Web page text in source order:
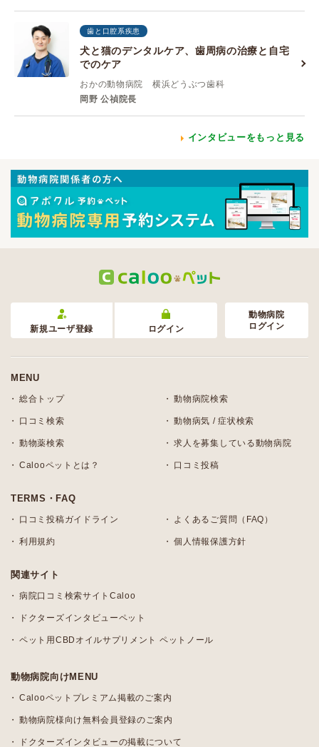
歯と口腔系疾患
犬と猫のデンタルケア、歯周病の治療と自宅
でのケア
おかの動物病院 横浜どうぶつ歯科
岡野 公禎院長
インタビューをもっと見る
新規ユーザ登録 ログイン
動物病院
ログイン
MENU
総合トップ 動物病院検索
口コミ検索 動物病気 / 症状検索
動物薬検索 求人を募集している動物病院
Calooペットとは？ 口コミ投稿
TERMS・FAQ
口コミ投稿ガイドライン よくあるご質問（FAQ）
利用規約 個人情報保護方針
関連サイト
病院口コミ検索サイトCaloo
ドクターズインタビューペット
ペット用CBDオイルサプリメント ペットノール
動物病院向けMENU
Calooペットプレミアム掲載のご案内
動物病院様向け無料会員登録のご案内
ドクターズインタビューの掲載について